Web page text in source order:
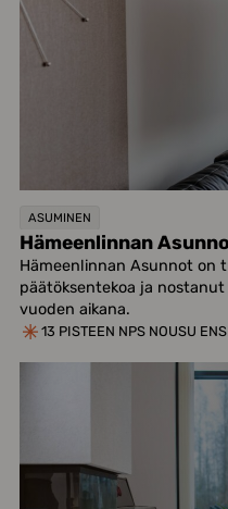
ASUMINEN
Hämeenlinnan
Hämeenlinnan Asunnot on
päätöksentekoa ja
vuoden aikana.
13 PISTEEN NPS NOUSU